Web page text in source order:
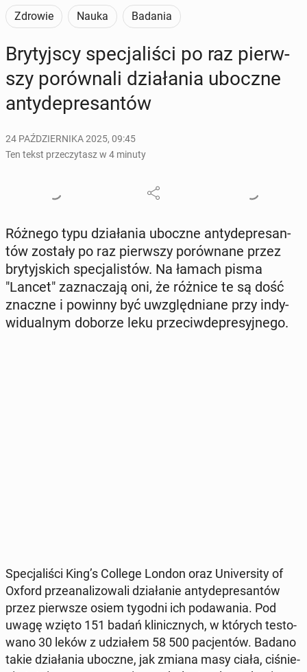
Zdrowie Nauka Badania
Bry­tyj­scy spe­cja­li­ści po raz pierw­
szy po­rów­na­li dzia­ła­nia uboczne
an­ty­de­pre­san­tów
24 PAŹDZIERNIKA 2025, 09:45
Ten tekst przeczytasz w 4 minuty
Różnego typu dzia­ła­nia uboczne an­ty­de­pre­san­
tów zostały po raz pierw­szy po­rów­na­ne przez
bry­tyj­skich spe­cja­li­stów. Na łamach pisma
"Lancet" za­zna­cza­ją oni, że różnice te są dość
znaczne i powinny być uwzględ­nia­ne przy in­dy­
wi­du­al­nym doborze leku prze­ciw­de­pre­syj­ne­go.
Spe­cja­li­ści King’s College London oraz Uni­ver­si­ty of
Oxford prze­ana­li­zo­wa­li dzia­ła­nie an­ty­de­pre­san­tów
przez pierw­sze osiem tygodni ich po­da­wa­nia. Pod
uwagę wzięto 151 badań kli­nicz­nych, w których te­sto­
wa­no 30 leków z udzia­łem 58 500 pa­cjen­tów. Badano
takie dzia­ła­nia uboczne, jak zmiana masy ciała, ci­śnie­